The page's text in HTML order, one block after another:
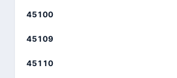
45100
45109
45110